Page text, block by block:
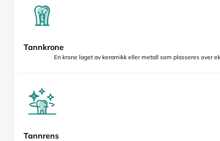
Tannkrone
En krone laget av keramikk eller metall som plasseres over
Tannrens